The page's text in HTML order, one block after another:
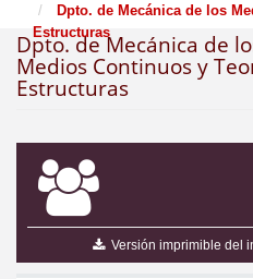
Dpto. de Mecánica de los
Estructuras
Dpto. de Mecánica de
Medios Continuos y
Estructuras
Versión imprimible del